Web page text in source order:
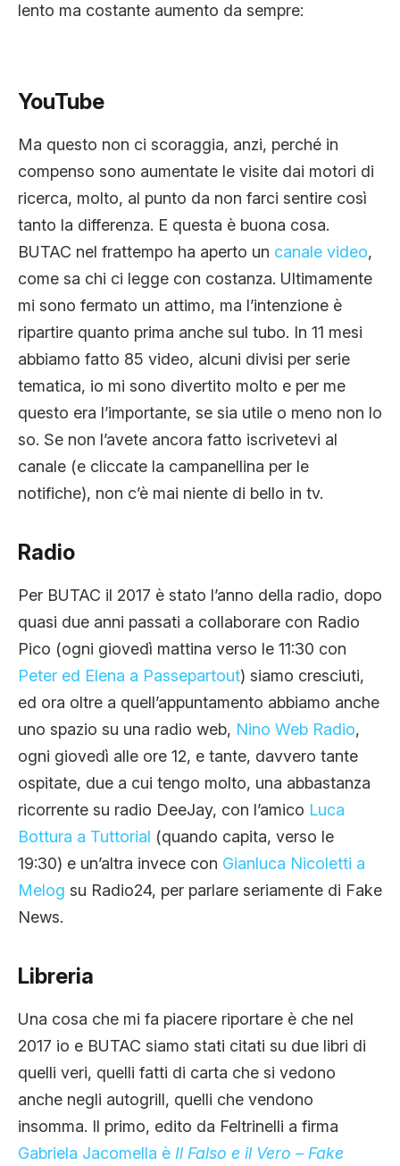
lento ma costante aumento da sempre:
YouTube
Ma questo non ci scoraggia, anzi, perché in
compenso sono aumentate le visite dai motori di
ricerca, molto, al punto da non farci sentire così
tanto la differenza. E questa è buona cosa.
BUTAC nel frattempo ha aperto un canale video,
come sa chi ci legge con costanza. Ultimamente
mi sono fermato un attimo, ma l’intenzione è
ripartire quanto prima anche sul tubo. In 11 mesi
abbiamo fatto 85 video, alcuni divisi per serie
tematica, io mi sono divertito molto e per me
questo era l’importante, se sia utile o meno non lo
so. Se non l’avete ancora fatto iscrivetevi al
canale (e cliccate la campanellina per le
notifiche), non c’è mai niente di bello in tv.
Radio
Per BUTAC il 2017 è stato l’anno della radio, dopo
quasi due anni passati a collaborare con Radio
Pico (ogni giovedì mattina verso le 11:30 con
Peter ed Elena a Passepartout) siamo cresciuti,
ed ora oltre a quell’appuntamento abbiamo anche
uno spazio su una radio web, Nino Web Radio,
ogni giovedì alle ore 12, e tante, davvero tante
ospitate, due a cui tengo molto, una abbastanza
ricorrente su radio DeeJay, con l’amico Luca
Bottura a Tuttorial (quando capita, verso le
19:30) e un’altra invece con Gianluca Nicoletti a
Melog su Radio24, per parlare seriamente di Fake
News.
Libreria
Una cosa che mi fa piacere riportare è che nel
2017 io e BUTAC siamo stati citati su due libri di
quelli veri, quelli fatti di carta che si vedono
anche negli autogrill, quelli che vendono
insomma. Il primo, edito da Feltrinelli a firma
Gabriela Jacomella è Il Falso e il Vero – Fake